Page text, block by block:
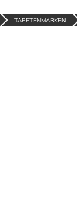
TAPETENMARKEN